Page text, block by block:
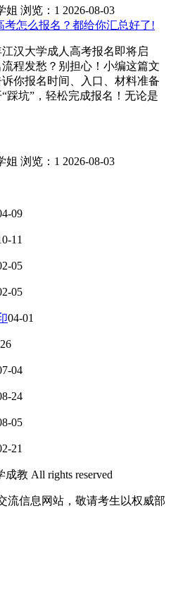
姐 浏览：1 2026-08-03
考怎么报名？都给你汇总好了!
汉大学成人高考报名即将启
程发愁？别担心！小编这篇文
你报名时间、入口、材料准备
踩坑”，轻松完成报名！无论是
姐 浏览：1 2026-08-03
09
11
05
05
04-01
04
24
05
21
教 All rights reserved
流信息网站，敬请考生以权威部